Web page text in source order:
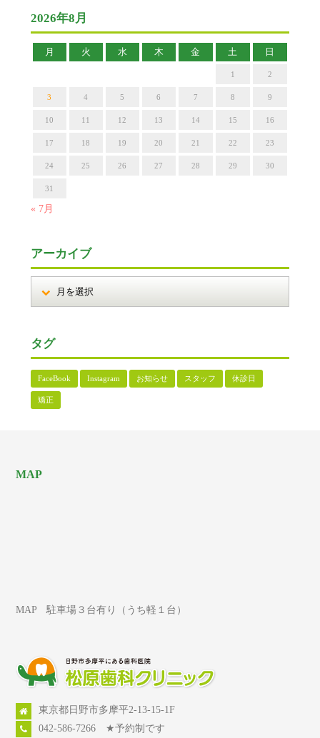
2026年8月
月 火 水 木 金 土 日
1 2
3 4 5 6 7 8 9
10 11 12 13 14 15 16
17 18 19 20 21 22 23
24 25 26 27 28 29 30
31
« 7月
アーカイブ
タグ
FaceBook Instagram お知らせ スタッフ 休診日
矯正
MAP
MAP 駐車場３台有り（うち軽１台）
東京都日野市多摩平2-13-15-1F
042-586-7266 ★予約制です